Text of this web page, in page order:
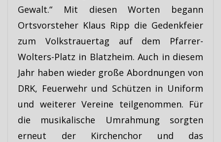
Gewalt.“ Mit diesen Worten begann
Ortsvorsteher Klaus Ripp die Gedenkfeier
zum Volkstrauertag auf dem Pfarrer-
Wolters-Platz in Blatzheim. Auch in diesem
Jahr haben wieder große Abordnungen von
DRK, Feuerwehr und Schützen in Uniform
und weiterer Vereine teilgenommen. Für
die musikalische Umrahmung sorgten
erneut der Kirchenchor und das